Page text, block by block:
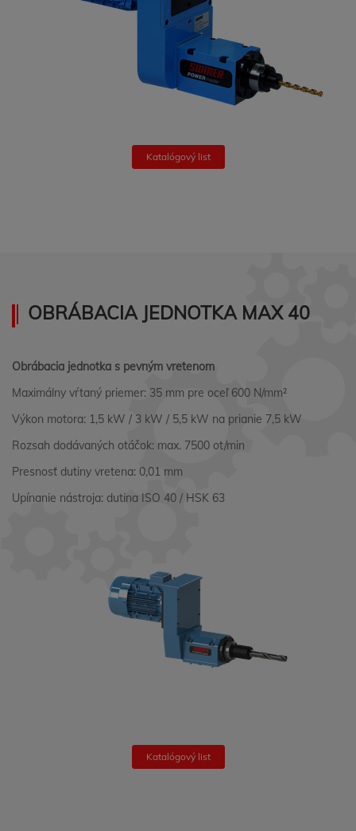
Katalógový list
OBRÁBACIA JEDNOTKA MAX 40
Obrábacia jednotka s pevným vretenom
Maximálny vŕtaný priemer: 35 mm pre oceľ 600 N/mm²
Výkon motora: 1,5 kW / 3 kW / 5,5 kW na prianie 7,5 kW
Rozsah dodávaných otáčok: max. 7500 ot/min
Presnosť dutiny vretena: 0,01 mm
Upínanie nástroja: dutina ISO 40 / HSK 63
Katalógový list